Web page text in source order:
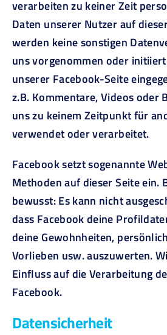
verarbeiten zu keiner Zeit
Daten unserer Nutzer auf
werden keine sonstigen
uns vorgenommen oder
unserer Facebook-Seite
z.B. Kommentare, Videos oder
uns zu keinem Zeitpunkt für
verwendet oder verarbeitet.
Facebook setzt sogenannte
Methoden auf dieser Seite ein.
bewusst: Es kann nicht
dass Facebook deine
deine Gewohnheiten,
Vorlieben usw. auszuwerten.
Einfluss auf die Verarbeitung
Facebook.
Datensicherheit